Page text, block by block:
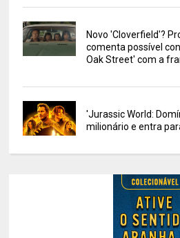
Novo 'Cloverfield'?
comenta possível
Oak Street' com a
'Jurassic World:
milionário e entra